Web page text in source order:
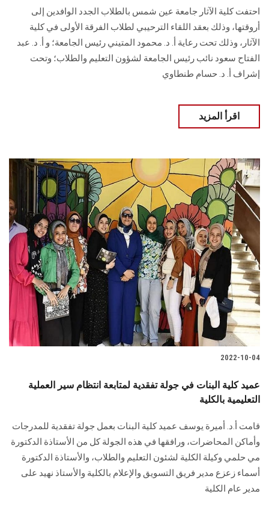
احتفت كلية الآثار جامعة عين شمس بالطلاب الجدد الوافدين إلى
أروقتها، وذلك بعقد اللقاء الترحيبي لطلاب الفرقة الأولى في كلية
الآثار، وذلك تحت رعاية أ. د. محمود المتيني رئيس الجامعة؛ و أ. د. عبد
الفتاح سعود نائب رئيس الجامعة لشؤون التعليم والطلاب؛ وتحت
إشراف أ. د. حسام طنطاوي
اقرأ المزيد
2022-10-04
عميد كلية البنات في جولة تفقدية لمتابعة انتظام سير العملية
التعليمية بالكلية
قامت أ.د. أميرة يوسف عميد كلية البنات بعمل جولة تفقدية للمدرجات
وأماكن المحاضرات، ورافقها في هذه الجولة كل من الأستاذة الدكتورة
مي حلمي وكيلة الكلية لشئون التعليم والطلاب، والأستاذة الدكتورة
أسماء زعزع مدير فريق التسويق والإعلام بالكلية والأستاذ نهيد على
مدير عام الكلية